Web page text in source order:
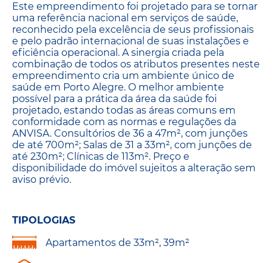
Este empreendimento foi projetado para se tornar
uma referência nacional em serviços de saúde,
reconhecido pela excelência de seus profissionais
e pelo padrão internacional de suas instalações e
eficiência operacional. A sinergia criada pela
combinação de todos os atributos presentes neste
empreendimento cria um ambiente único de
saúde em Porto Alegre. O melhor ambiente
possível para a prática da área da saúde foi
projetado, estando todas as áreas comuns em
conformidade com as normas e regulações da
ANVISA. Consultórios de 36 a 47m², com junções
de até 700m²; Salas de 31 a 33m², com junções de
até 230m²; Clínicas de 113m². Preço e
disponibilidade do imóvel sujeitos a alteração sem
aviso prévio.
TIPOLOGIAS
Apartamentos de 33m², 39m²